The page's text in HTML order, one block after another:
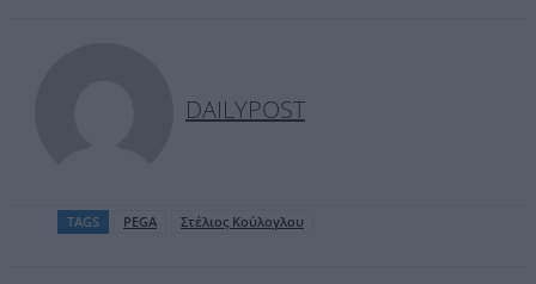
DAILYPOST
TAGS PEGA Στέλιος Κούλογλου